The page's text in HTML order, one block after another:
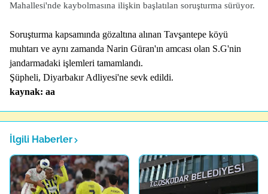
Mahallesi'nde kaybolmasına ilişkin başlatılan soruşturma sürüyor.
Soruşturma kapsamında gözaltına alınan Tavşantepe köyü
muhtarı ve aynı zamanda Narin Güran'ın amcası olan S.G'nin
jandarmadaki işlemleri tamamlandı.
Şüpheli, Diyarbakır Adliyesi'ne sevk edildi.
kaynak: aa
İlgili Haberler